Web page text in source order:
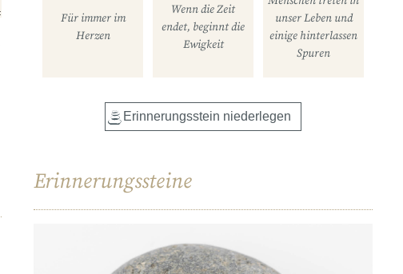
Für immer im
Herzen
Wenn die Zeit
endet, beginnt die
Ewigkeit
unser Leben und
einige hinterlassen
Spuren
Erinnerungssteine